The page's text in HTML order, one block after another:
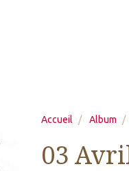
Accueil Album
03